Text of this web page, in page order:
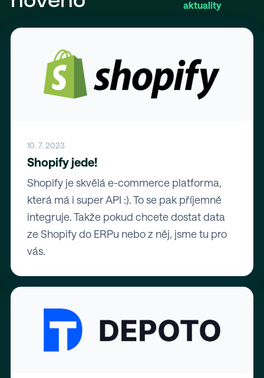
aktuality
10. 7. 2023
Shopify jede!
Shopify je skvělá e-commerce platforma,
která má i super API :). To se pak příjemně
integruje. Takže pokud chcete dostat data
ze Shopify do ERPu nebo z něj, jsme tu pro
vás.